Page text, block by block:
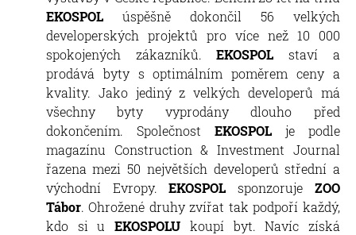
EKOSPOLúspěšně dokončil 56 velkých
developerských projektů pro více než 10 000
spokojených zákazníků.EKOSPOL staví a
prodává byty s optimálním poměrem ceny a
kvality. Jako jediný z velkých developerů má
všechny byty vyprodány dlouho před
dokončením. Společnost EKOSPOLje podle
magazínu Construction & Investment Journal
řazena mezi 50 největších developerů střední a
východní Evropy.EKOSPOL sponzoruje ZOO
Tábor. Ohrožené druhy zvířat tak podpoří každý,
kdo si uEKOSPOLU koupí byt. Navíc získá